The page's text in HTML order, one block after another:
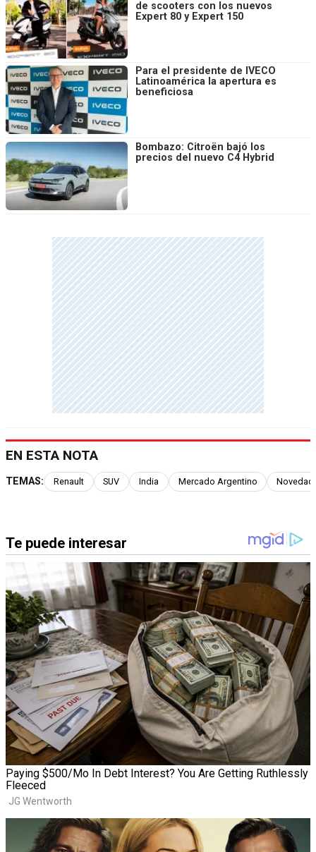
de scooters con los nuevos
Expert 80 y Expert 150
Para el presidente de IVECO
Latinoamérica la apertura es
beneficiosa
Bombazo: Citroën bajó los
precios del nuevo C4 Hybrid
EN ESTA NOTA
TEMAS: Renault SUV India Mercado Argentino